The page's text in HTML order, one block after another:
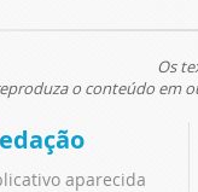
Os
o conteúdo em
aparecida